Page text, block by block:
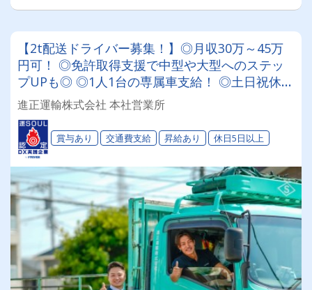
【2t配送ドライバー募集！】◎月収30万～45万
円可！ ◎免許取得支援で中型や大型へのステッ
プUPも◎ ◎1人1台の専属車支給！ ◎土日祝休み
や希望休の相談も柔軟に対応★ ★車・バイク好
き必見！ 会社の工具で愛車カスタムOK★
進正運輸株式会社 本社営業所
賞与あり 交通費支給 昇給あり 休日5日以上